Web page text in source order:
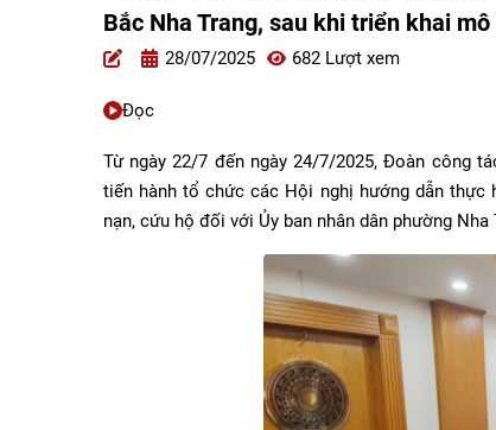
Bắc Nha Trang, sau khi triển khai
28/07/2025 682 Lượt xem
Đọc
Từ ngày 22/7 đến ngày 24/7/2025, Đoàn công
tiến hành tổ chức các Hội nghị hướng dẫn thực
nạn, cứu hộ đối với Ủy ban nhân dân phường Nha